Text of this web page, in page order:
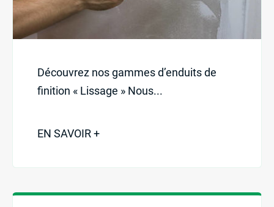
Découvrez nos gammes d’enduits de
finition « Lissage » Nous...
EN SAVOIR +